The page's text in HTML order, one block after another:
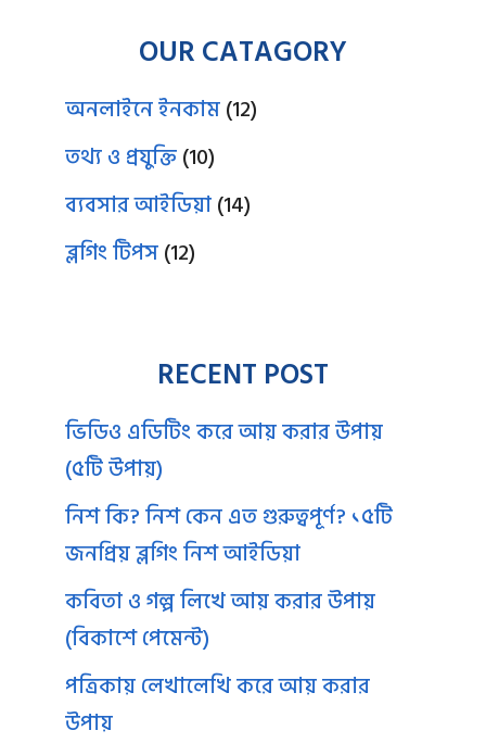
OUR CATAGORY
অনলাইনে ইনকাম(12)
তথ্য ও প্রযুক্তি(10)
ব্যবসার আইডিয়া(14)
ব্লগিং টিপস(12)
RECENT POST
ভিডিও এডিটিং করে আয় করার উপায়
(৫টি উপায়)
নিশ কি? নিশ কেন এত গুরুত্বপূর্ণ? ১৫টি
জনপ্রিয় ব্লগিং নিশ আইডিয়া
কবিতা ও গল্প লিখে আয় করার উপায়
(বিকাশে পেমেন্ট)
পত্রিকায় লেখালেখি করে আয় করার
উপায়